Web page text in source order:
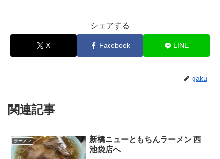
シェアする
X Facebook LINE
gaku
関連記事
ラーメン
新橋ニューともちんラーメン 西
池袋店へ